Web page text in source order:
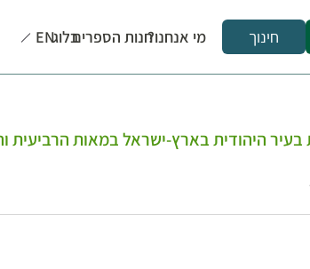
חינוך מי אנחנו?חנות הספריםבלוגEN
בעיר היהודית בארץ-ישראל במאות הרביעית